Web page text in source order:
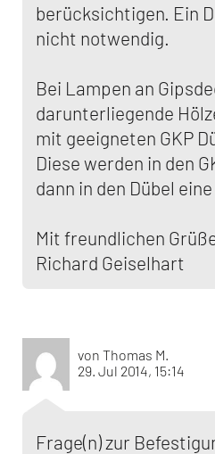
berücksichtigen. Ein
nicht notwendig.
Bei Lampen an
darunterliegende
mit geeigneten GKP
Diese werden in den
dann in den Dübel
Mit freundlichen
Richard Geiselhart
von Thomas M.
29. Jul 2014, 15:14
Frage(n) zur